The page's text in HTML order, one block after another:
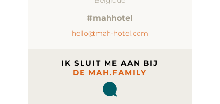
#mahhotel
hello@mah-hotel.com
IK SLUIT ME AAN BIJ
DE MAH.FAMILY